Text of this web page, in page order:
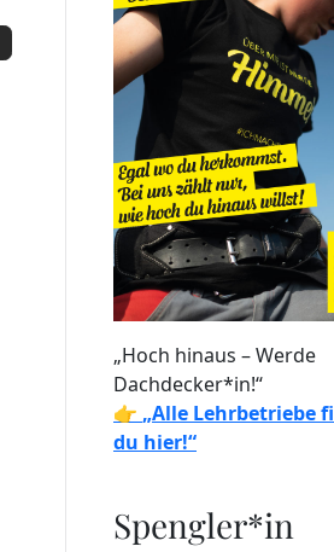
„Hoch hinaus – Werde
Dachdecker*in!“
👉 „Alle Lehrbetriebe
du hier!“
Spengler*in